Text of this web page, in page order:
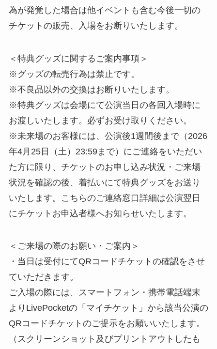
為が発覚した場合は他イベントも含む今後一切の
チケットの販売、入場をお断りいたします。
＜特典グッズに関するご案内事項＞
※グッズの転売行為は禁止です。
※不良品以外の交換はお断りいたします。
※特典グッズは会場にて公演当日の各回入場時に
お渡しいたします。必ずお受け取りください。
※未来場のお客様には、公演後1週間後まで（2026
年4月25日（土）23:59まで）にご連絡をいただい
た方に限り、チケットのお申し込み状況・ご来場
状況を確認の後、着払いにて特典グッズをお送り
いたします。こちらのご連絡窓口詳細は公演翌日
にチケットお申込者様へお知らせいたします。
＜ご来場の際のお願い・ご案内＞
・当日は受付にてQRコードチケットの確認をさせ
ていただきます。
ご入場の際には、スマートフォン・携帯電話端末
よりLivePocketの「マイチケット」から該当公演の
QRコードチケットのご提示をお願いいたします。
（スクリーンショット及びプリントアウトしたも